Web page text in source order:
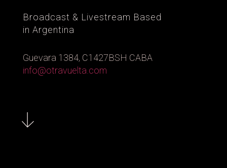
Broadcast & Livestream Based
in Argentina
Guevara 1384, C1427BSH CABA
info@otravuelta.com